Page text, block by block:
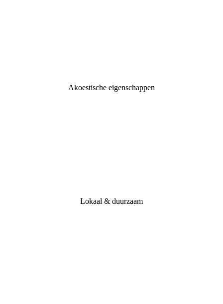
Akoestische eigenschappen
Lokaal & duurzaam